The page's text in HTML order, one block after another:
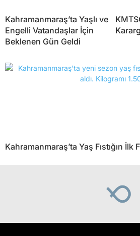
Kahramanmaraş’ta Yaşlı ve
Engelli Vatandaşlar İçin
Beklenen Gün Geldi
Kahramanmaraş’ta Yaş Fıstığın İlk